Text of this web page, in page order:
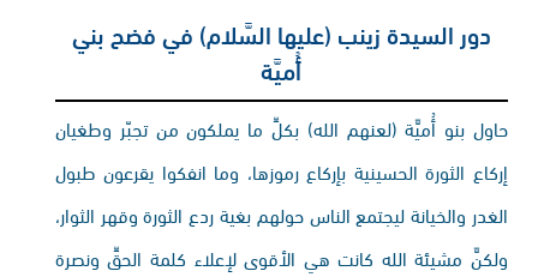
دور السيدة زينب (عليها السَّلام) في فضح بني
أُميَّة
حاول بنو أُميَّة (لعنهم الله) بكلِّ ما يملكون من تجبّر وطغيان
إركاع الثورة الحسينية بإركاع رموزها، وما انفكوا يقرعون طبول
الغدر والخيانة ليجتمع الناس حولهم بغية ردع الثورة وقهر الثوار،
ولكنَّ مشيئة الله كانت هي الأقوى لإعلاء كلمة الحقِّ ونصرة